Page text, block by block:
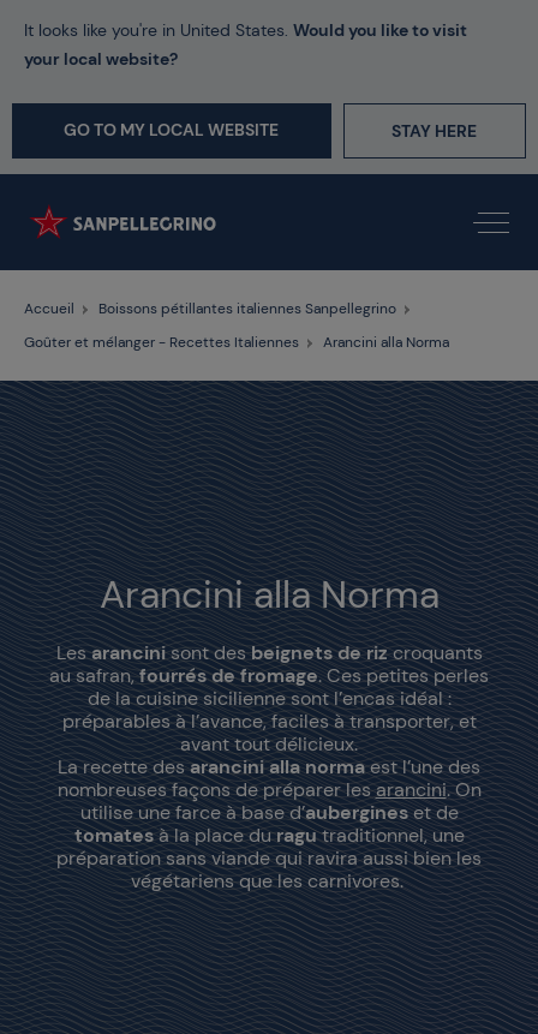
It looks like you're in United States. Would you like to visit
your local website?
GO TO MY LOCAL WEBSITE STAY HERE
Accueil
Boissons pétillantes italiennes Sanpellegrino
Goûter et mélanger - Recettes Italiennes
Arancini alla Norma
Arancini alla Norma
Lesarancinisont desbeignets de rizcroquants
au safran,fourrés de fromage. Ces petites perles
de la cuisine sicilienne sont l’encas idéal :
préparables à l’avance, faciles à transporter, et
avant tout délicieux.
La recette desarancini alla normaest l’une des
nombreuses façons de préparer lesarancini. On
utilise une farce à base d’aubergineset de
tomatesà la place duragutraditionnel, une
préparation sans viande qui ravira aussi bien les
végétariens que les carnivores.